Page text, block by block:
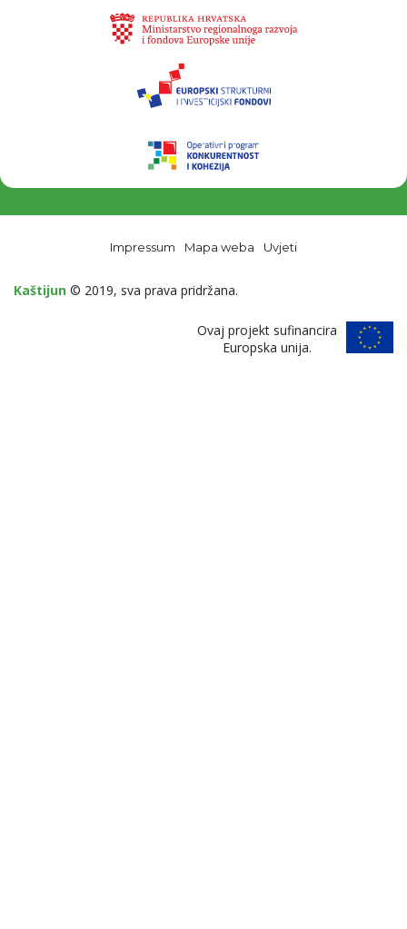
Impressum Mapa weba Uvjeti
Kaštijun © 2019, sva prava pridržana.
Ovaj projekt sufinancira
Europska unija.